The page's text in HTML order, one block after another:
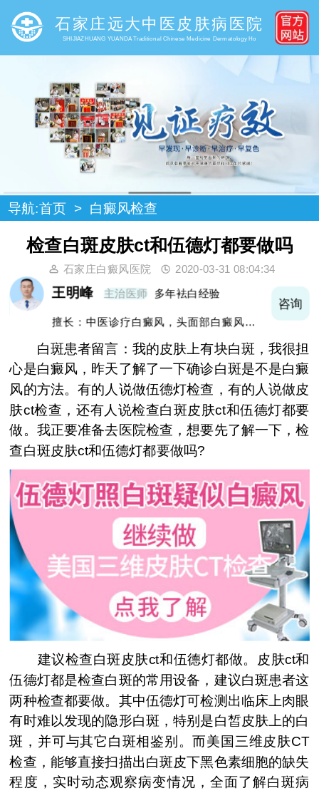
石家庄远大中医皮肤病医院
SHIJIAZHUANG YUANDA Traditional Chinese Medicine Dermatology Ho
导航:首页 > 白癜风检查
检查白斑皮肤ct和伍德灯都要做吗
石家庄白癜风医院 2020-03-31 08:04:34
王明峰 主治医师 多年袪白经验
擅长：中医诊疗白癜风，头面部白癜风，青
咨询
白斑患者留言：我的皮肤上有块白斑，我很担
心是白癜风，昨天了解了一下确诊白斑是不是白癜
风的方法。有的人说做伍德灯检查，有的人说做皮
肤ct检查，还有人说检查白斑皮肤ct和伍德灯都要
做。我正要准备去医院检查，想要先了解一下，检
查白斑皮肤ct和伍德灯都要做吗?
建议检查白斑皮肤ct和伍德灯都做。皮肤ct和
伍德灯都是检查白斑的常用设备，建议白斑患者这
两种检查都要做。其中伍德灯可检测出临床上肉眼
有时难以发现的隐形白斑，特别是白皙皮肤上的白
斑，并可与其它白斑相鉴别。而美国三维皮肤CT
检查，能够直接扫描出白斑皮下黑色素细胞的缺失
程度，实时动态观察病变情况，全面了解白斑病